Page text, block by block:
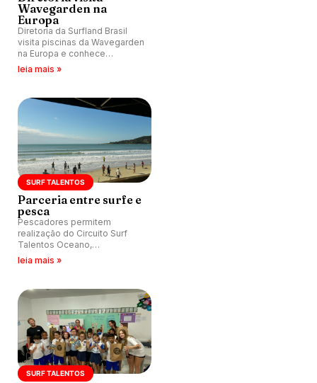
Wavegarden na
Europa
Diretoria da Surfland Brasil
visita piscinas da Wavegarden
na Europa e conhece
novidades da tecnologia que
leia mais »
SURF TALENTOS
Parceria entre surfe e
pesca
Pescadores permitem
realização do Circuito Surf
Talentos Oceano,
apresentado pela Surfland
leia mais »
SURF TALENTOS